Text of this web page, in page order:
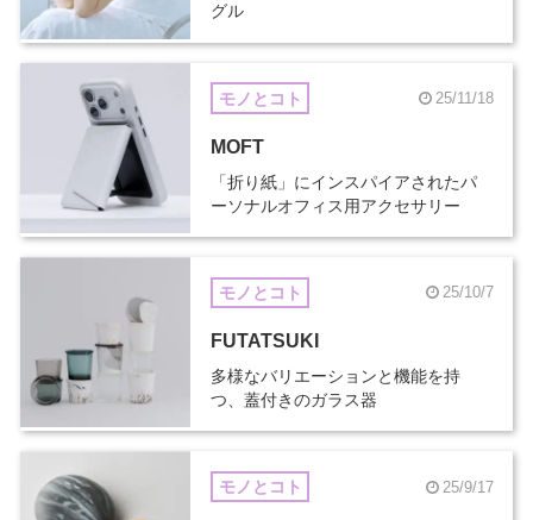
グル
モノとコト 25/11/18
MOFT
「折り紙」にインスパイアされたパ
ーソナルオフィス用アクセサリー
モノとコト 25/10/7
FUTATSUKI
多様なバリエーションと機能を持
つ、蓋付きのガラス器
モノとコト 25/9/17